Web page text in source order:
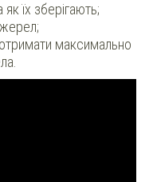
їх зберігають;
максимально